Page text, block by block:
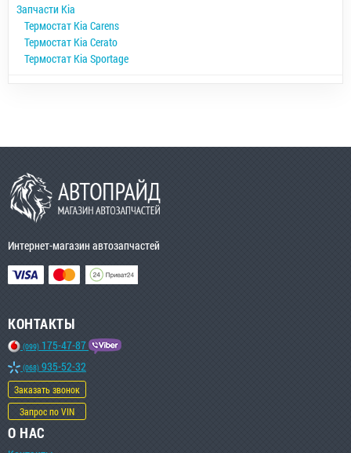
Запчасти Kia
Термостат Kia Carens
Термостат Kia Cerato
Термостат Kia Sportage
Интернет-магазин автозапчастей
КОНТАКТЫ
(099) 175-47-87
(068) 935-52-32
Заказать звонок
Запрос по VIN
О НАС